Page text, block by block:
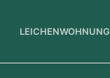
LEICHENWOHNUNG